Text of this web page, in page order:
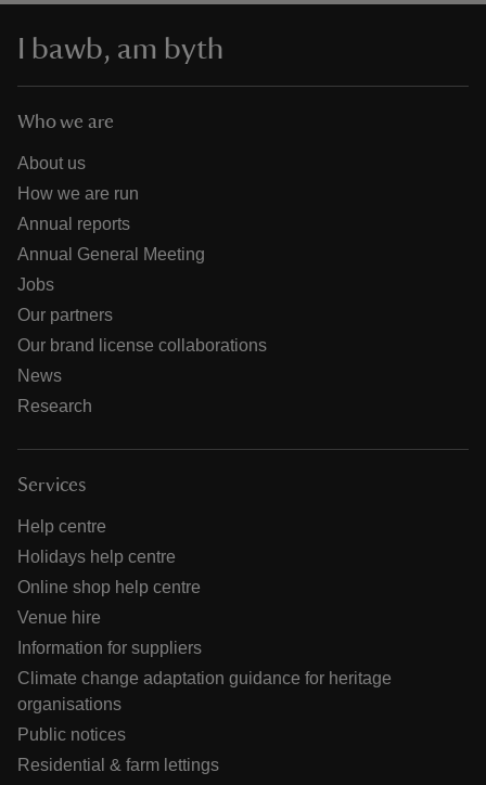
I bawb, am byth
Who we are
About us
How we are run
Annual reports
Annual General Meeting
Jobs
Our partners
Our brand license collaborations
News
Research
Services
Help centre
Holidays help centre
Online shop help centre
Venue hire
Information for suppliers
Climate change adaptation guidance for heritage
organisations
Public notices
Residential & farm lettings